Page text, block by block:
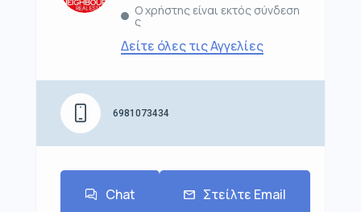
Ο χρήστης είναι εκτός σύνδεση
ς
Δείτε όλες τις Αγγελίες
6981073434
Chat Στείλτε Email